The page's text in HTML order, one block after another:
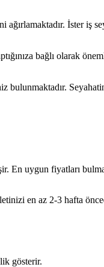
İster
bağlı olarak
bulunmaktadır.
En uygun fiyatları
en az 2-3 hafta
gösterir.